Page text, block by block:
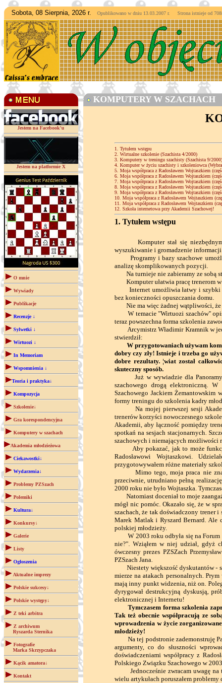
Sobota, 08 Sierpnia, 2026 r. Opublikowano w dniu 13.03.2007 r. Strona istnieje od
Jestem na Facebook'u
Jestem na platformie X
O mnie
Wywiady
Publikacje
Recenzje ↓
Sylwetki ↓
Wirtuozi ↓
In Memoriam
Wspomnienia ↓
Teoria i praktyka↓
Kompozycja
Szkolenie↓
Gra korespondencyjna
Komputery w szachach
Akademia młodzieżowa
Ciekawostki↓
Wydarzenia↓
Problemy PZSzach
Polemiki
Kultura↓
Konkursy↓
Galerie
Listy
Ogłoszenia
Aktualne imprezy
Polskie sukcesy↓
Polskie występy↓
Z teki arbitra
Z archiwum
Ryszarda Sternika
Fotografie
Marka Skrzypczaka
Kącik amatora↓
Kontakt
KOMPUTERY W SZACHACH
1. Tytułem wstępu
2. Wirtualne szkolenie (Szachista 4/2000)
3. Komputery w treningu szachisty (Szachista 9/2000)
4. Komputer w życiu szachisty i szkoleniowca
5. Moja współpraca z Radosławem Wojtaszkiem
6. Moja współpraca z Radosławem Wojtaszkiem
7. Moja współpraca z Radosławem Wojtaszkiem
8. Moja współpraca z Radosławem Wojtaszkiem
9. Moja współpraca z Radosławem Wojtaszkiem
10. Moja współpraca z Radosławem Wojtaszkiem
11. Moja współpraca z Radosławem Wojtaszkiem
12. Szkoła internetowa przy Akademii Szachowej!
1. Tytułem wstępu
Komputer stał się niezbędnym
wyszukiwanie i gromadzenie
Programy i bazy szachowe
analizę skomplikowanych pozycji.
Na turnieje nie zabieramy ze sobą
Komputer ułatwia pracę trenerom w
Internet umożliwia łatwy i szybki
bez konieczności opuszczania domu.
Nie ma więc żadnej wątpliwości, że
W temacie "Wirtuozi szachów"
teraz powszechna forma szkolenia
Arcymistrz Władimir Kramnik w
stwierdził:
W przygotowaniach używam
dobry czy zły! Istnieje i trzeba go
dobre rezultaty. ¦wiat został
skuteczny sposób.
Już w wywiadzie dla Panoramy
szachowego drogą elektroniczną.
Szachowego Jackiem Żemantowskim
formy treningu do szkolenia kadry
Na mojej pierwszej sesji Akademii
trenerów korzyści nowoczesnego
Akademii, aby łączność pomiędzy
spotkań na sesjach stacjonarnych.
szachowych i niemających możliwości
Aby pokazać, jak to może
Radosławowi Wojtaszkowi.
przygotowywałem różne materiały
Mimo tego, moja praca nie
przeciwnie, utrudniano pełną
2000 roku nie było Wojtaszka.
Natomiast doceniał to moje
mógł nic pomóc. Okazało się, że w
szachach, że tak doświadczony trener
Marek Matlak i Ryszard Bernard. Ale
polskiej młodzieży.
W 2003 roku odbyła się na Forum
nie?". Wziąłem w niej udział, gdyż
ówczesny prezes PZSZach
PZSzach Jana.
Niestety większość dyskutantów -
mierze na atakach personalnych.
mają inny punkt widzenia, niż on.
dyrygował destrukcyjną dyskusją,
elektronicznej i Internetu!
Tymczasem forma szkolenia
Tak też obecnie współpracują ze
wprowadzenia w życie
młodzieży!
Na tej podstronie zademonstruję
argumenty, co do słuszności
doświadczeniami współpracy z
Polskiego Związku Szachowego w
Jednocześnie zwracam uwagę na
wielu artykułach poruszałem